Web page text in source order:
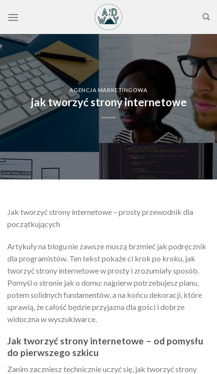
AGENCJA MARKETINGOWA
jak tworzyć strony internetowe
Jak tworzyć strony internetowe – prosty przewodnik dla
początkujących
Artykuły na blogu nie zawsze muszą brzmieć jak podręcznik
dla programistów. Ten tekst pokaże ci krok po kroku, jak
tworzyć strony internetowe w prosty i zrozumiały sposób.
Pomyśl o stronie jak o domu: najpierw potrzebujesz planu,
potem solidnych fundamentów, a na końcu dekoracji, które
sprawią, że całość będzie przyjazna dla gości i dobrze
widoczna w wyszukiwarce.
Jak tworzyć strony internetowe – od pomysłu
do pierwszego szkicu
Zanim zaczniesz technicznie uczyć się, jak tworzyć strony